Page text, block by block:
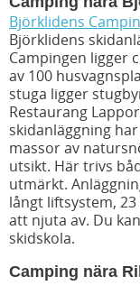
Björklidens
Björklidens
Campingen ligger
av 100
stuga ligger
Restaurang
skidanläggning
massor av
utsikt. Här trivs
utmärkt.
långt liftsystem,
att njuta av. Du
skidskola.
Camping nära